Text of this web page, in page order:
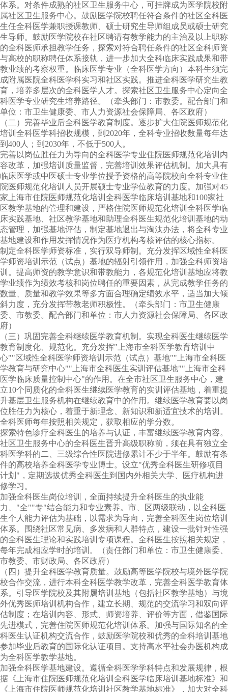
体系。对条件成熟的社区卫生服务中心，可挂牌成为医学院校附
属社区卫生服务中心。鼓励医学院校聘任符合条件的社区全科医
生任全科医学兼职授课教师、硕士研究生导师组成员或硕士研究
生导师。鼓励医学院校在社区聘请有教学能力的主治及以上职称
的全科医师承担教学任务，探索对符合聘任条件的社区全科师资
与高校的职称聘任体系接轨，进一步加大全科临床实践成果和带
教业绩的考察权重。临床医学专业（全科医学方向）本科生须完
成附属医院全科医学科实习和社区实践。推进全科医学研究生教
育，培养多层次的全科医学人才。探索社区卫生服务中心定向全
科医学专业研究生培养路径。（牵头部门：市教委。配合部门和
单位：市卫生健康委、市人力资源社会保障局、各区政府）
（二）完善毕业后全科医学教育制度。逐步扩大住院医师规范化
培训全科医学科招收规模，到 2020年，全科专业招收数量每年达
到 400 人；到 2030年，不低于500 人。
完善以岗位胜任力为导向的全科医学专业住院医师规范化培训内
容改革，加强培训质量监督，完善培训效果评估机制。加大具有
临床医学或中医硕士专业学位授予资格的高等院校向全科专业住
院医师规范化培训人员开展硕士专业学位教育的力度。加强对45
家上海市住院医师规范化培训全科医学临床培训基地和100家社
区教学基地的管理和建设，严格住院医师规范化培训全科医学临
床实践基地、社区教学基地和助理全科医生规范化培训基地的动
态管理，加强基地评估，制定基地退出与淘汰办法，将全科专业
基地建设和作用发挥情况作为医疗机构考核评估的核心指标。
制定全科医学师资标准，实行双导师制。充分发挥区域性全科医
学师资培训示范（试点）基地的辐射引领作用，加强全科师资培
训。提高师资的教学意识和带教能力，各规范化培训基地应将教
学业绩作为绩效考核和岗位聘任的重要因素，从完成教学任务的
数量、质量和教学效果等多方面合理确定绩效水平，适当加大倾
斜力度，充分发挥带教老师积极性。（牵头部门：市卫生健康
委、市教委。配合部门和单位：市人力资源社会保障局、各区政
府）
（三）巩固完善全科继续医学教育机制。实现全科医生继续医学
教育制度化、规范化。充分发挥"上海市全科医学教育培训中
心""区域性全科医学师资培训示范（试点）基地""上海市全科医
学教育与研究中心""上海市全科医生实训评估基地""上海市全科
医学临床质量控制中心"的作用。在全市社区卫生服务中心，建
立10个同质化的全科医生继续医学教育的实训评估基地，着重提
升基层卫生服务机构在继续教育中的作用。继续医学教育要以岗
位胜任力为核心，着重于新理念、新知识和新适宜技术的培训。
全科医师每年按照相关规定，获取相应的学分数。
探索特色诊疗全科医生的培养与认证，丰富继续医学教育内容。
社区卫生服务中心的全科医生晋升高级职称前，须在具有独立全
科医学科的二、三级综合性医院进修累计不少于半年。鼓励有条
件的高校培养全科医学专业博士。设立"优秀全科医生研修项目
计划"，定期选拔优秀全科医生到国内外相关大学、医疗机构进
修学习。
加强全科医生岗位培训，全面持续提升全科医生的执业能
力、"全""专"结合能力和专业素养。市、区两级联动，以全科医
生个人能力评估为基础，以需求为导向，完善全科医生岗位培训
体系。围绕社区常见病、多发病和人群特点，建设一批针对性强
的全科医生理论和实践培训专项课程。全科医生按照相关规定，
每年完成相应学时的培训。（责任部门和单位：市卫生健康委、
市教委、市财政局、各区政府）
（四）提升全科医学教育质量。鼓励高等医学院校与境外医学院
校合作交流，进行本科全科医学教学改革，完善全科医学教育体
系。引导医学院校及其附属培训基地（包括社区教学基地）与境
外优秀医师培训机构合作，建立长期、规范的交流学习和双向评
估制度；在培训内容、形式、师资培养、评价等方面，借鉴国际
先进模式，完善住院医师规范化培训体系。加强与国际知名的全
科医生认证机构交流合作，鼓励医学院校和优秀的全科培训基地
参加毕业后教育的国际化认证项目。支持高水平社会办医机构成
为全科医学教学基地。
加强全科医学基地建设。遵循全科医学学科特点和发展规律，根
据《上海市住院医师规范化培训全科医学临床培训基地标准》和
《上海市住院医师规范化培训社区教学基地标准》，加大对全科